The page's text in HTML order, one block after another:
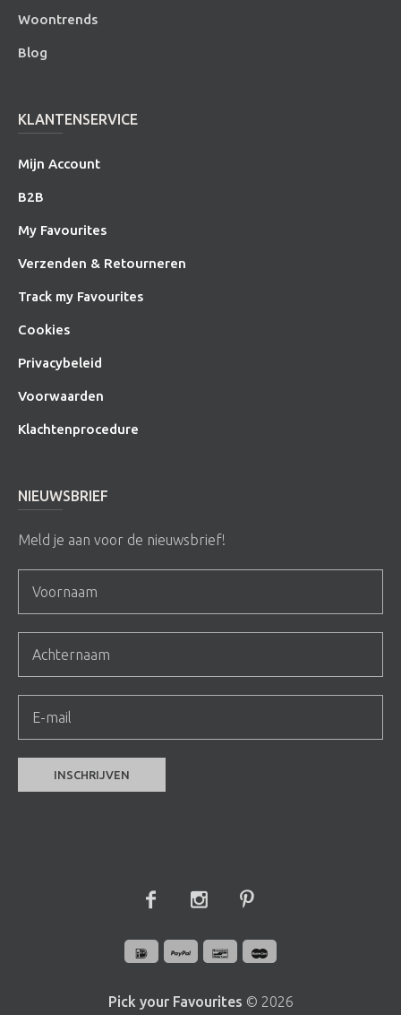
Woontrends
Blog
KLANTENSERVICE
Mijn Account
B2B
My Favourites
Verzenden & Retourneren
Track my Favourites
Cookies
Privacybeleid
Voorwaarden
Klachtenprocedure
NIEUWSBRIEF
Meld je aan voor de nieuwsbrief!
Pick your Favourites © 2026